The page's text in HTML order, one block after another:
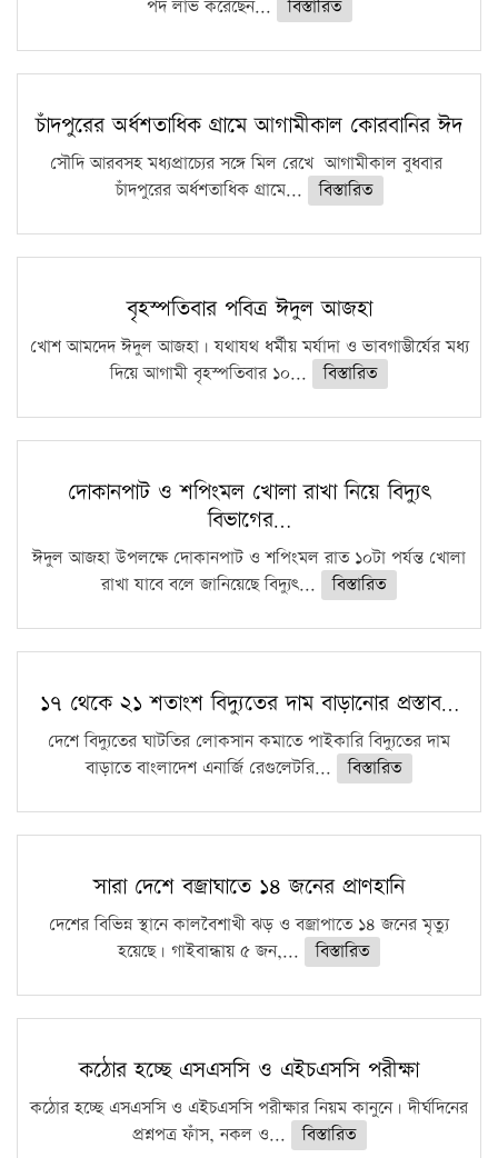
পদ লাভ করেছেন...
বিস্তারিত
চাঁদপুরের অর্ধশতাধিক গ্রামে আগামীকাল কোরবানির ঈদ
সৌদি আরবসহ মধ্যপ্রাচ্যের সঙ্গে মিল রেখে আগামীকাল বুধবার
চাঁদপুরের অর্ধশতাধিক গ্রামে...
বিস্তারিত
বৃহস্পতিবার পবিত্র ঈদুল আজহা
খোশ আমদেদ ঈদুল আজহা। যথাযথ ধর্মীয় মর্যাদা ও ভাবগাম্ভীর্যের মধ্য
দিয়ে আগামী বৃহস্পতিবার ১০...
বিস্তারিত
দোকানপাট ও শপিংমল খোলা রাখা নিয়ে বিদ্যুৎ
বিভাগের…
ঈদুল আজহা উপলক্ষে দোকানপাট ও শপিংমল রাত ১০টা পর্যন্ত খোলা
রাখা যাবে বলে জানিয়েছে বিদ্যুৎ...
বিস্তারিত
১৭ থেকে ২১ শতাংশ বিদ্যুতের দাম বাড়ানোর প্রস্তাব…
দেশে বিদ্যুতের ঘাটতির লোকসান কমাতে পাইকারি বিদ্যুতের দাম
বাড়াতে বাংলাদেশ এনার্জি রেগুলেটরি...
বিস্তারিত
সারা দেশে বজ্রাঘাতে ১৪ জনের প্রাণহানি
দেশের বিভিন্ন স্থানে কালবৈশাখী ঝড় ও বজ্রাপাতে ১৪ জনের মৃত্যু
হয়েছে। গাইবান্ধায় ৫ জন,...
বিস্তারিত
কঠোর হচ্ছে এসএসসি ও এইচএসসি পরীক্ষা
কঠোর হচ্ছে এসএসসি ও এইচএসসি পরীক্ষার নিয়ম কানুনে। দীর্ঘদিনের
প্রশ্নপত্র ফাঁস, নকল ও...
বিস্তারিত